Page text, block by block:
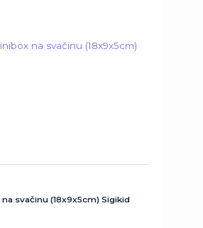
svačinu (18x9x5cm) Sigikid